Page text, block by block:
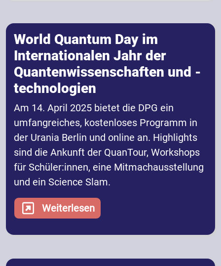
World Quantum Day im
Internationalen Jahr der
Quantenwissenschaften und -
technologien
Am 14. April 2025 bietet die DPG ein
umfangreiches, kostenloses Programm in
der Urania Berlin und online an. Highlights
sind die Ankunft der QuanTour, Workshops
für Schüler:innen, eine Mitmachausstellung
und ein Science Slam.
Weiterlesen